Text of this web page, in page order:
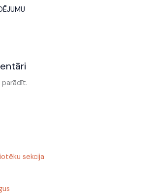
parādīt.
sekcija